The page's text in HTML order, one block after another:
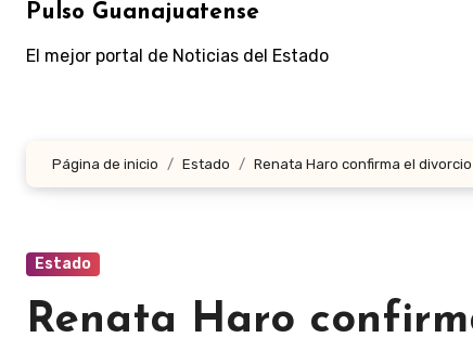
Pulso Guanajuatense
El mejor portal de Noticias del Estado
Página de inicio Estado Renata Haro confirma el
Estado
Renata Haro